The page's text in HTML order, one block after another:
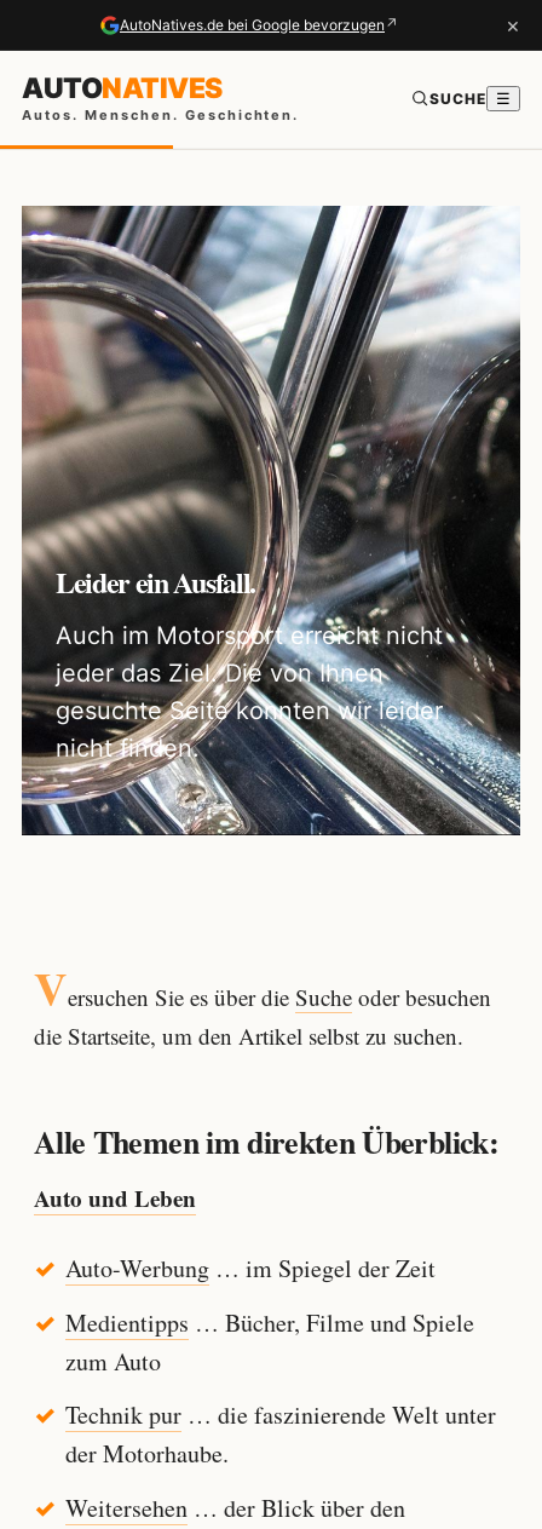
AutoNatives.de bei Google bevorzugen ↗ ×
AUTONATIVES
Autos. Menschen. Geschichten.
SUCHE ☰
Leider ein Ausfall.
Auch im Motorsport erreicht nicht
jeder das Ziel. Die von Ihnen
gesuchte Seite konnten wir leider
nicht finden.
Versuchen Sie es über die Sucheoder besuchen
die Startseite, um den Artikel selbst zu suchen.
Alle Themen im direkten Überblick:
Auto und Leben
Auto-Werbung… im Spiegel der Zeit
Medientipps … Bücher, Filme und Spiele
zum Auto
Technik pur… die faszinierende Welt unter
der Motorhaube.
Weitersehen… der Blick über den